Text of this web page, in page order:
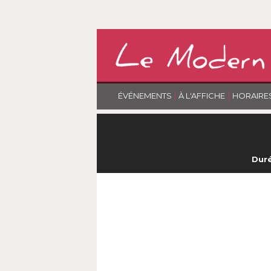
ÉVÉNEMENTS | À L'AFFICHE |